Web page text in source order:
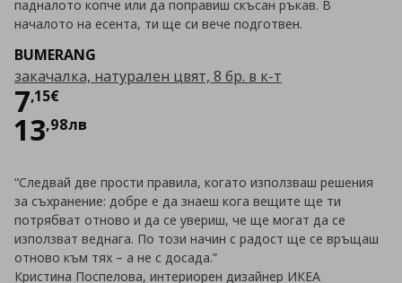
падналото копче или да поправиш скъсан ръкав. В
началото на есента, ти ще си вече подготвен.
BUMERANG
закачалка, натурален цвят, 8 бр. в к-т
7,15€
Цена
13,98лв
“Следвай две прости правила, когато използваш решения
за съхранение: добре е да знаеш кога вещите ще ти
потрябват отново и да се увериш, че ще могат да се
използват веднага. По този начин с радост ще се връщаш
отново към тях – а не с досада.”
Кристина Поспелова, интериорен дизайнер ИКЕА